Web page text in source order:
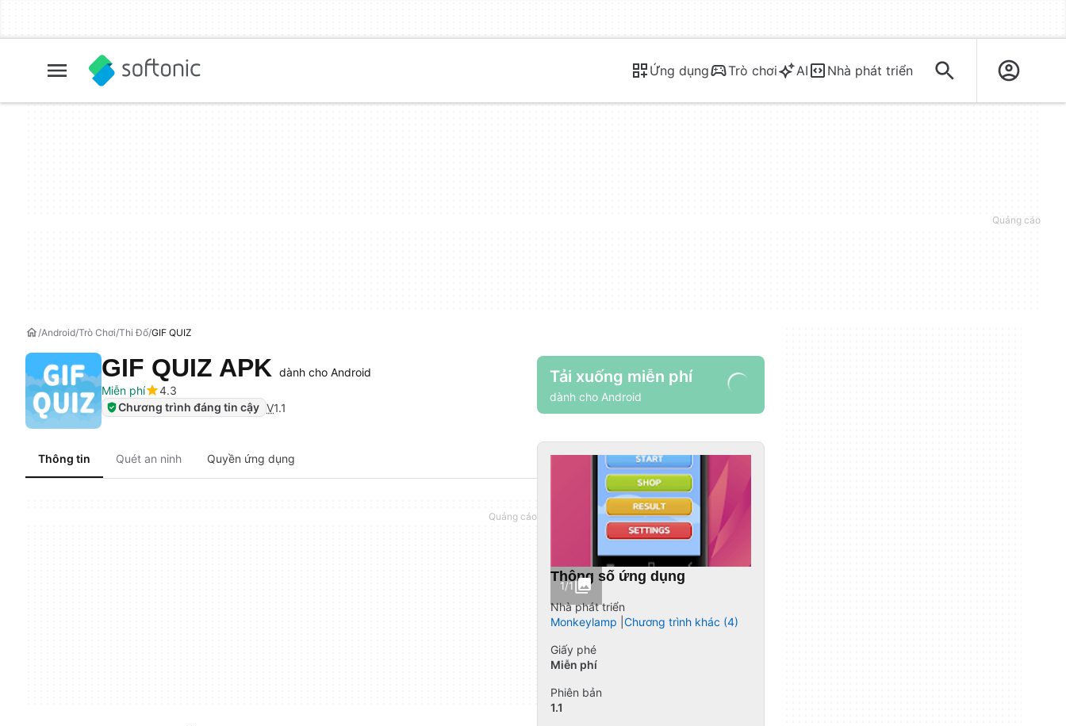
Ứng dụng Trò chơi AI Nhà phát triển
Android Trò Chơi Thi Đố GIF QUIZ
GIF QUIZ APK dành cho Android
Miễn phí
4.3
Chương trình đáng tin cậy V1.1
Tải xuống miễn phí
dành cho Android
Thông tin Quét an ninh Quyền ứng dụng
1/1
Thông số ứng dụng
Nhà phát triển
Monkeylamp Chương trình khác (4)
Giấy phé
Miễn phí
Phiên bản
1.1